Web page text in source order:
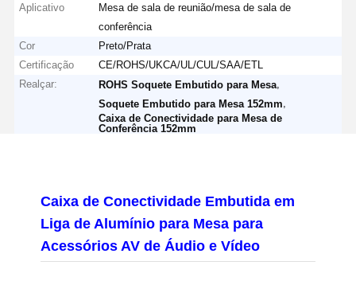
Aplicativo
Mesa de sala de reunião/mesa de sala de
conferência
Cor
Preto/Prata
Certificação
CE/ROHS/UKCA/UL/CUL/SAA/ETL
Realçar:
ROHS Soquete Embutido para Mesa
Soquete Embutido para Mesa 152mm
Caixa de Conectividade para Mesa de
Conferência 152mm
Caixa de Conectividade Embutida em
Liga de Alumínio para Mesa para
Acessórios AV de Áudio e Vídeo